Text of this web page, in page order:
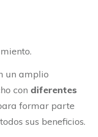
un amplio
con diferentes
formar parte
sus beneficios.